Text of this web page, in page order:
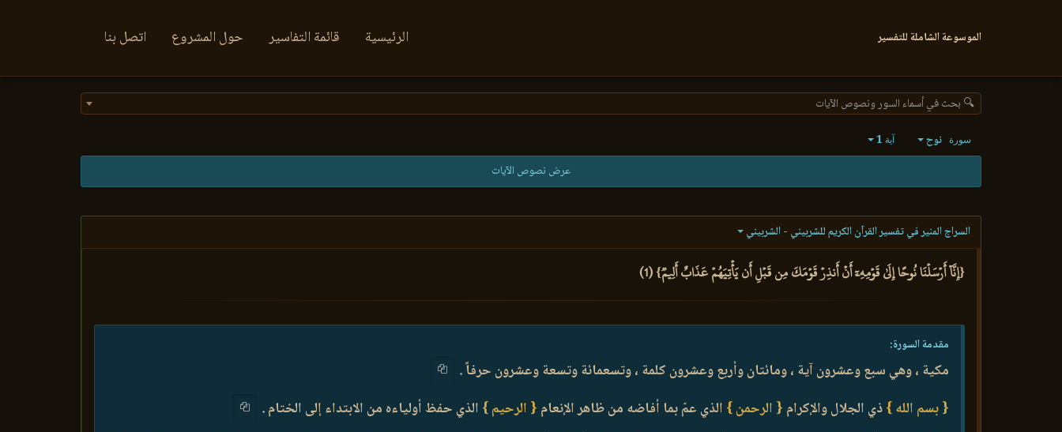
الموسوعة الشاملة للتفسير الرئيسية قائمة التفاسير حول المشروع اتصل بنا
🔍 بحث في أسماء السور ونصوص الآيات
سورة نوح آية 1
عرض نصوص الآيات
السراج المنير في تفسير القرآن الكريم للشربيني - الشربيني
{إِنَّآ أَرۡسَلۡنَا نُوحًا إِلَىٰ قَوۡمِهِۦٓ أَنۡ أَنذِرۡ قَوۡمَكَ مِن قَبۡلِ أَن يَأۡتِيَهُمۡ عَذَابٌ أَلِيمٞ} (1)
مقدمة السورة:
مكية ، وهي سبع وعشرون آية ، ومائتان وأربع وعشرون كلمة ، وتسعمائة وتسعة وعشرون حرفاً .
{ بسم الله }ذي الجلال والإكرام { الرحمن } الذي عمّ بما أفاضه من ظاهر الإنعام { الرحيم } الذي حفظ أولياءه من الابتداء إلى الختام .